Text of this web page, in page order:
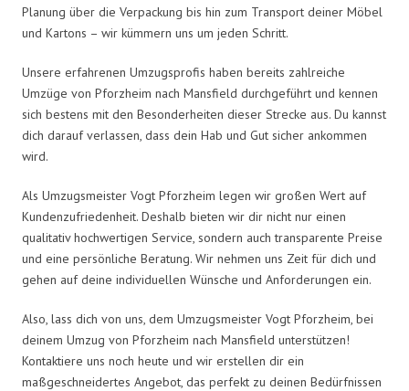
Planung über die Verpackung bis hin zum Transport deiner Möbel
und Kartons – wir kümmern uns um jeden Schritt.
Unsere erfahrenen Umzugsprofis haben bereits zahlreiche
Umzüge von Pforzheim nach Mansfield durchgeführt und kennen
sich bestens mit den Besonderheiten dieser Strecke aus. Du kannst
dich darauf verlassen, dass dein Hab und Gut sicher ankommen
wird.
Als Umzugsmeister Vogt Pforzheim legen wir großen Wert auf
Kundenzufriedenheit. Deshalb bieten wir dir nicht nur einen
qualitativ hochwertigen Service, sondern auch transparente Preise
und eine persönliche Beratung. Wir nehmen uns Zeit für dich und
gehen auf deine individuellen Wünsche und Anforderungen ein.
Also, lass dich von uns, dem Umzugsmeister Vogt Pforzheim, bei
deinem Umzug von Pforzheim nach Mansfield unterstützen!
Kontaktiere uns noch heute und wir erstellen dir ein
maßgeschneidertes Angebot, das perfekt zu deinen Bedürfnissen